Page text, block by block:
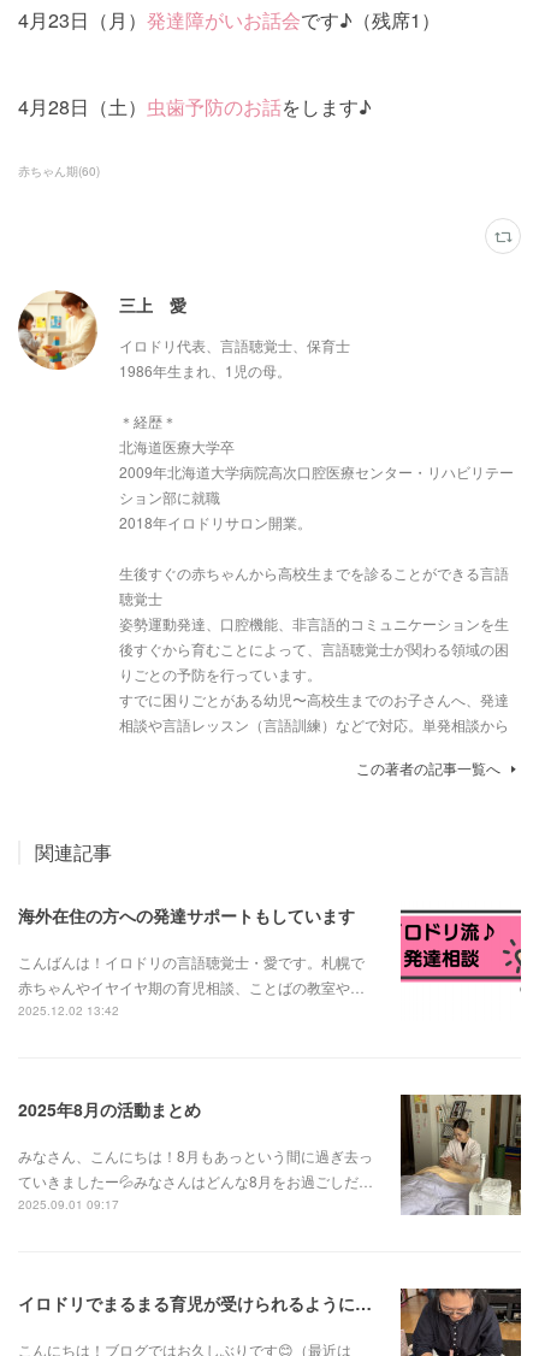
4月23日（月） 発達障がいお話会です♪（残席1）
4月28日（土） 虫歯予防のお話をします♪
赤ちゃん期(60)
三上 愛
イロドリ代表、言語聴覚士、保育士
1986年生まれ、1児の母。
＊経歴＊
北海道医療大学卒
2009年北海道大学病院高次口腔医療センター・リハビリテー
ション部に就職
2018年イロドリサロン開業。
生後すぐの赤ちゃんから高校生までを診ることができる言語
聴覚士
姿勢運動発達、口腔機能、非言語的コミュニケーションを生
後すぐから育むことによって、言語聴覚士が関わる領域の困
りごとの予防を行っています。
すでに困りごとがある幼児〜高校生までのお子さんへ、発達
相談や言語レッスン（言語訓練）などで対応。単発相談から
この著者の記事一覧へ
関連記事
海外在住の方への発達サポートもしています
こんばんは！イロドリの言語聴覚士・愛です。札幌で
赤ちゃんやイヤイヤ期の育児相談、ことばの教室や…
2025.12.02 13:42
2025年8月の活動まとめ
みなさん、こんにちは！8月もあっという間に過ぎ去っ
ていきましたー💦みなさんはどんな8月をお過ごしだ…
2025.09.01 09:17
イロドリでまるまる育児が受けられるようになりました！
こんにちは！ブログではお久しぶりです😊（最近は